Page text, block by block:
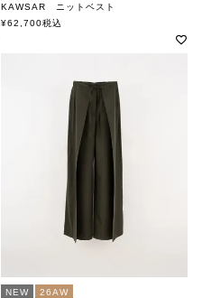
KAWSAR ニットベスト
クリスチャンワイナンツ
¥62,700税込
NEW
26AW